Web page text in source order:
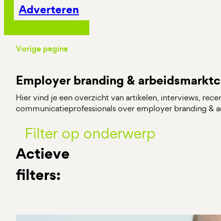
Adverteren
Vorige pagina
Employer branding &
Hier vind je een overzicht van artikelen, interviews,
communicatieprofessionals over employer branding &
Filter op onderwerp
Actieve
filters: